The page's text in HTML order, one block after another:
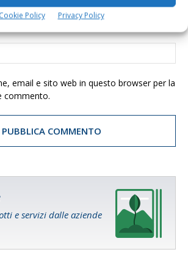
Cookie Policy Privacy Policy
email e sito web in questo browser per la
commento.
e servizi dalle aziende